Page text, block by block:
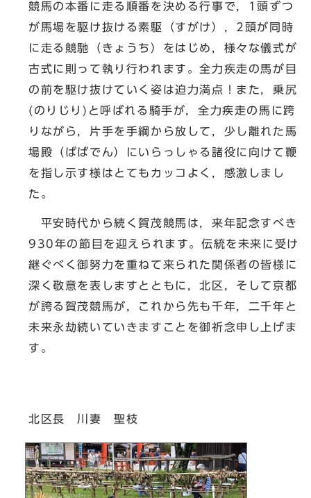
競馬の本番に走る順番を決める行事で，1頭ずつ
が馬場を駆け抜ける素駆（すがけ），2頭が同時
に走る競馳（きょうち）をはじめ，様々な儀式が
古式に則って執り行われます。全力疾走の馬が目
の前を駆け抜けていく姿は迫力満点！また，乗尻
(のりじり)と呼ばれる騎手が，全力疾走の馬に跨
りながら，片手を手綱から放して，少し離れた馬
場殿（ばばでん）にいらっしゃる諸役に向けて鞭
を指し示す様はとてもカッコよく，感激しまし
た。
平安時代から続く賀茂競馬は，来年記念すべき
930年の節目を迎えられます。伝統を未来に受け
継ぐべく御努力を重ねて来られた関係者の皆様に
深く敬意を表しますとともに，北区，そして京都
が誇る賀茂競馬が，これから先も千年，二千年と
未来永劫続いていきますことを御祈念申し上げま
す。
北区長 川妻 聖枝